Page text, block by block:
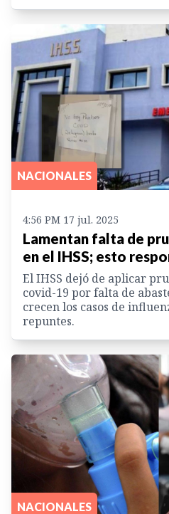
NACIONALES
4:56 PM 17 jul. 2025
Lamentan falta de
en el IHSS; esto
El IHSS dejó de aplicar
covid-19 por falta de
crecen los casos de
repuntes.
NACIONALES